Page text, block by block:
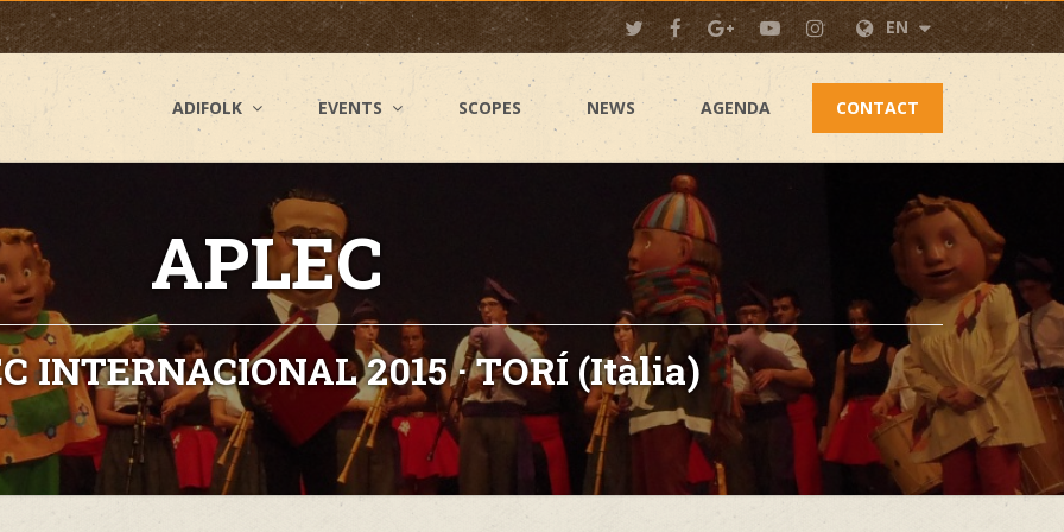
EN
ADIFOLK EVENTS SCOPES NEWS AGENDA CONTACT
APLEC
INTERNACIONAL 2015 · TORÍ (Itàlia)